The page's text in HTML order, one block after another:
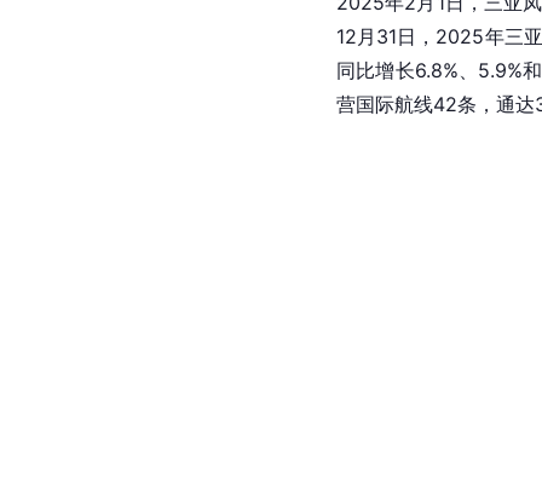
12月31日，2025年三
同比增长6.8%、5.9%
营国际航线42条，通